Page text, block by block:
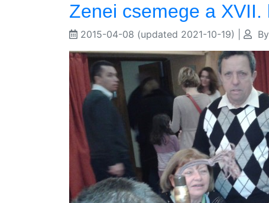
Zenei csemege a XVII.
2015-04-08 (updated 2021-10-19) By